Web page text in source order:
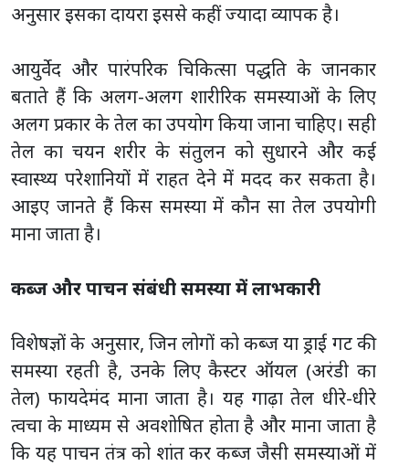
अनुसार इसका दायरा इससे कहीं ज्यादा व्यापक है।
आयुर्वेद और पारंपरिक चिकित्सा पद्धति के जानकार
बताते हैं कि अलग-अलग शारीरिक समस्याओं के लिए
अलग प्रकार के तेल का उपयोग किया जाना चाहिए। सही
तेल का चयन शरीर के संतुलन को सुधारने और कई
स्वास्थ्य परेशानियों में राहत देने में मदद कर सकता है।
आइए जानते हैं किस समस्या में कौन सा तेल उपयोगी
माना जाता है।
कब्ज और पाचन संबंधी समस्या में लाभकारी
विशेषज्ञों के अनुसार, जिन लोगों को कब्ज या ड्राई गट की
समस्या रहती है, उनके लिए कैस्टर ऑयल (अरंडी का
तेल) फायदेमंद माना जाता है। यह गाढ़ा तेल धीरे-धीरे
त्वचा के माध्यम से अवशोषित होता है और माना जाता है
कि यह पाचन तंत्र को शांत कर कब्ज जैसी समस्याओं में